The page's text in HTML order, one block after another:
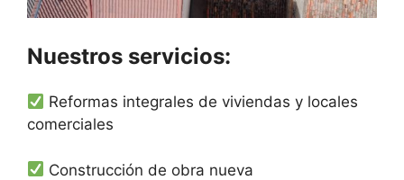
Nuestros servicios:
Reformas integrales de viviendas y locales
comerciales
Construcción de obra nueva